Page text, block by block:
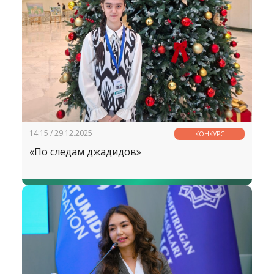
14:15 / 29.12.2025 КОНКУРС
«По следам джадидов»